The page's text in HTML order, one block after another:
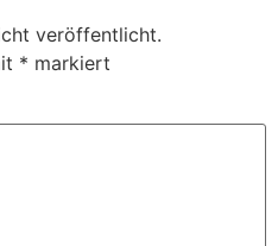
veröffentlicht.
* markiert